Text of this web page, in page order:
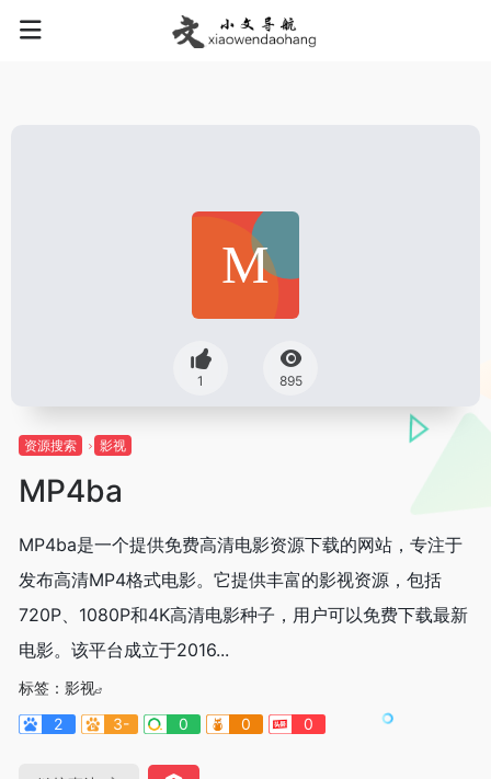
1 895
资源搜索 影视
MP4ba
MP4ba是一个提供免费高清电影资源下载的网站，专注于
发布高清MP4格式电影。它提供丰富的影视资源，包括
720P、1080P和4K高清电影种子，用户可以免费下载最新
电影。该平台成立于2016...
标签： 影视
2
3- 0 0 0